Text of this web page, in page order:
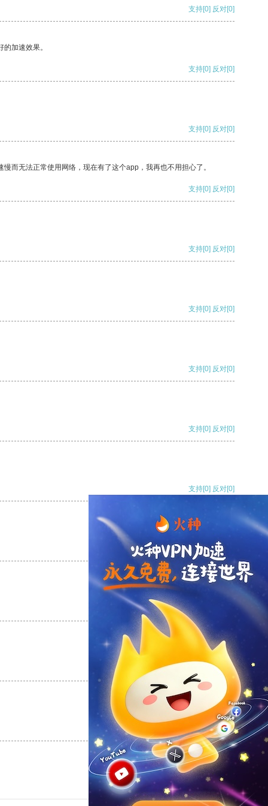
支持[0] 反对[0]
加速效果。
支持[0] 反对[0]
支持[0] 反对[0]
而无法正常使用网络，现在有了这个app，我再也不用担心了。
支持[0] 反对[0]
支持[0] 反对[0]
支持[0] 反对[0]
支持[0] 反对[0]
支持[0] 反对[0]
支持[0] 反对[0]
支持[0] 反对
支持
反对 [0]
支持[0] 反对[0]